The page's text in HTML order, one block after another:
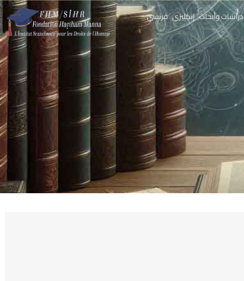
دراسات وأبحاث إنكليزي فرنسي